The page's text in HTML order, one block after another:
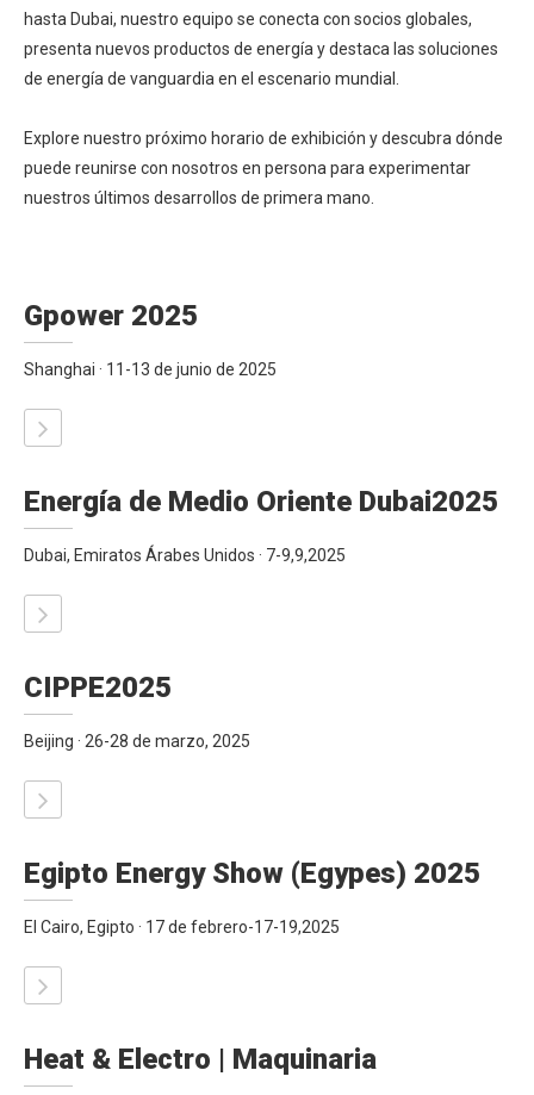
hasta Dubai, nuestro equipo se conecta con socios globales,
presenta nuevos productos de energía y destaca las soluciones
de energía de vanguardia en el escenario mundial.
Explore nuestro próximo horario de exhibición y descubra dónde
puede reunirse con nosotros en persona para experimentar
nuestros últimos desarrollos de primera mano.
Gpower 2025
Shanghai · 11-13 de junio de 2025
Energía de Medio Oriente Dubai2025
Dubai, Emiratos Árabes Unidos · 7-9,9,2025
CIPPE2025
Beijing · 26-28 de marzo, 2025
Egipto Energy Show (Egypes) 2025
El Cairo, Egipto · 17 de febrero-17-19,2025
Heat & Electro | Maquinaria